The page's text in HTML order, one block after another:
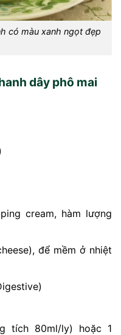
có màu xanh ngọt đẹp
dây phô mai
cream, hàm lượng
để mềm ở nhiệt
tích 80ml/ly) hoặc 1